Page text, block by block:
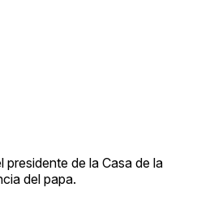
presidente de la Casa de la
del papa.